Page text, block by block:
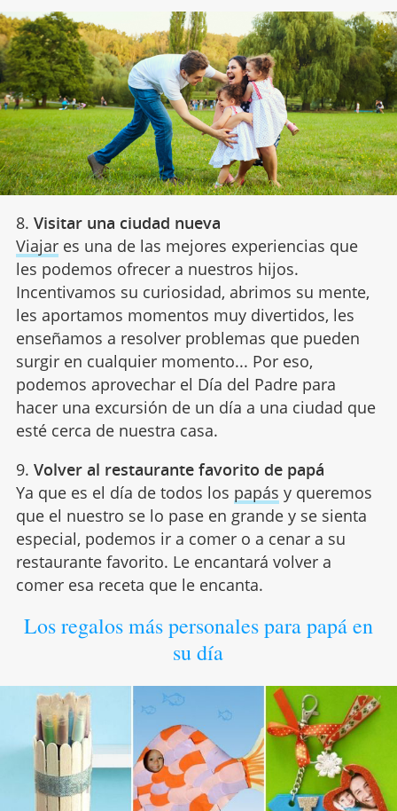
8. Visitar una ciudad nueva
Viajares una de las mejores experiencias que
les podemos ofrecer a nuestros hijos.
Incentivamos su curiosidad, abrimos su mente,
les aportamos momentos muy divertidos, les
enseñamos a resolver problemas que pueden
surgir en cualquier momento... Por eso,
podemos aprovechar el Día del Padre para
hacer una excursión de un día a una ciudad que
esté cerca de nuestra casa.
9. Volver al restaurante favorito de papá
Ya que es el día de todos los papás y queremos
que el nuestro se lo pase en grande y se sienta
especial, podemos ir a comer o a cenar a su
restaurante favorito. Le encantará volver a
comer esa receta que le encanta.
Los regalos más personales para papá en
su día